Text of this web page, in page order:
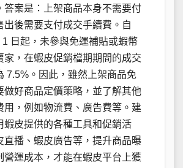
答案是：上架商品本身不需要付
出後需要支付成交手續費。自
1 日起，未參與免運補貼或蝦幣
家，在蝦皮促銷檔期期間的成交
7.5%。因此，雖然上架商品免
做好商品定價策略，並了解其他
用，例如物流費、廣告費等。建
蝦皮提供的各種工具和促銷活
直播、蝦皮廣告等，提升商品曝
營運成本，才能在蝦皮平台上獲